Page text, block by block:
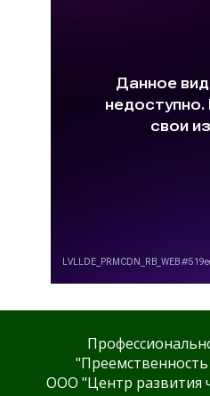
ООО "Центр развития